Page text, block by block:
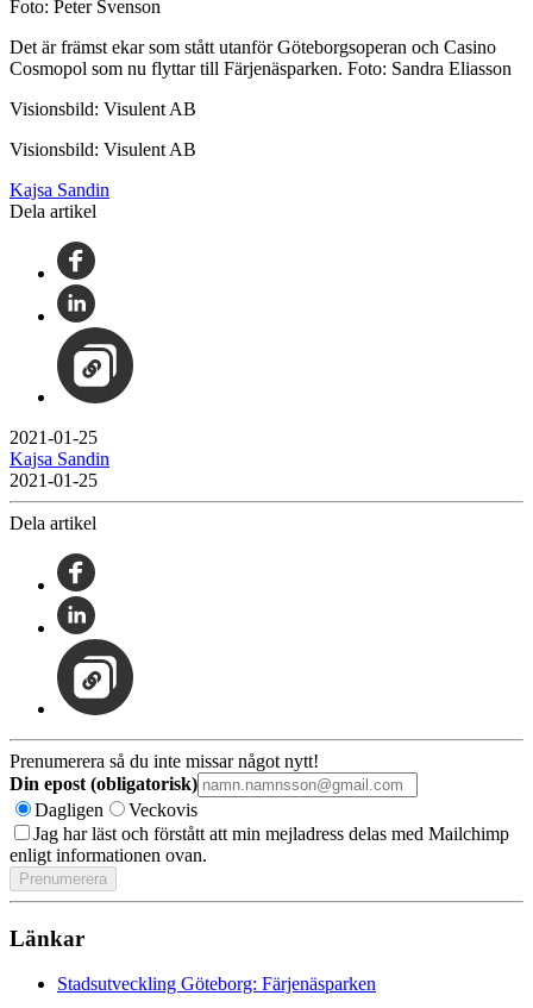
Foto: Peter Svenson
Det är främst ekar som stått utanför Göteborgsoperan och Casino
Cosmopol som nu flyttar till Färjenäsparken. Foto: Sandra Eliasson
Visionsbild: Visulent AB
Visionsbild: Visulent AB
Kajsa Sandin
Dela artikel
2021-01-25
Kajsa Sandin
2021-01-25
Dela artikel
Prenumerera så du inte missar något nytt!
Din epost (obligatorisk)
Dagligen
Veckovis
Jag har läst och förstått att min mejladress delas med Mailchimp
enligt informationen ovan.
Länkar
Stadsutveckling Göteborg: Färjenäsparken